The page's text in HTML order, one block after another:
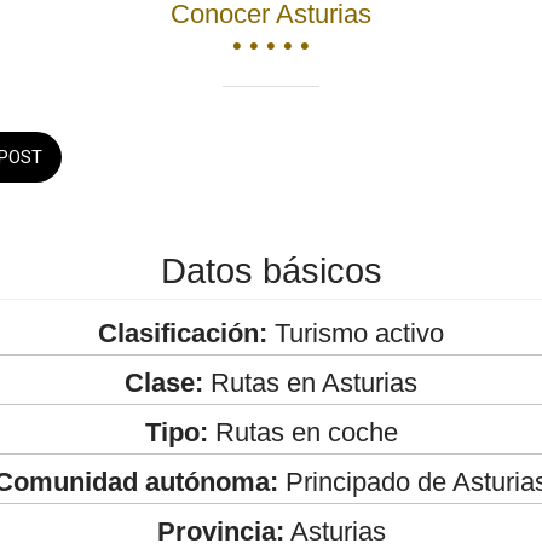
Conocer Asturias
• • • • •
Datos básicos
Clasificación: Turismo activo
Clase: Rutas en Asturias
Tipo: Rutas en coche
autónoma: Principado de
Provincia: Asturias